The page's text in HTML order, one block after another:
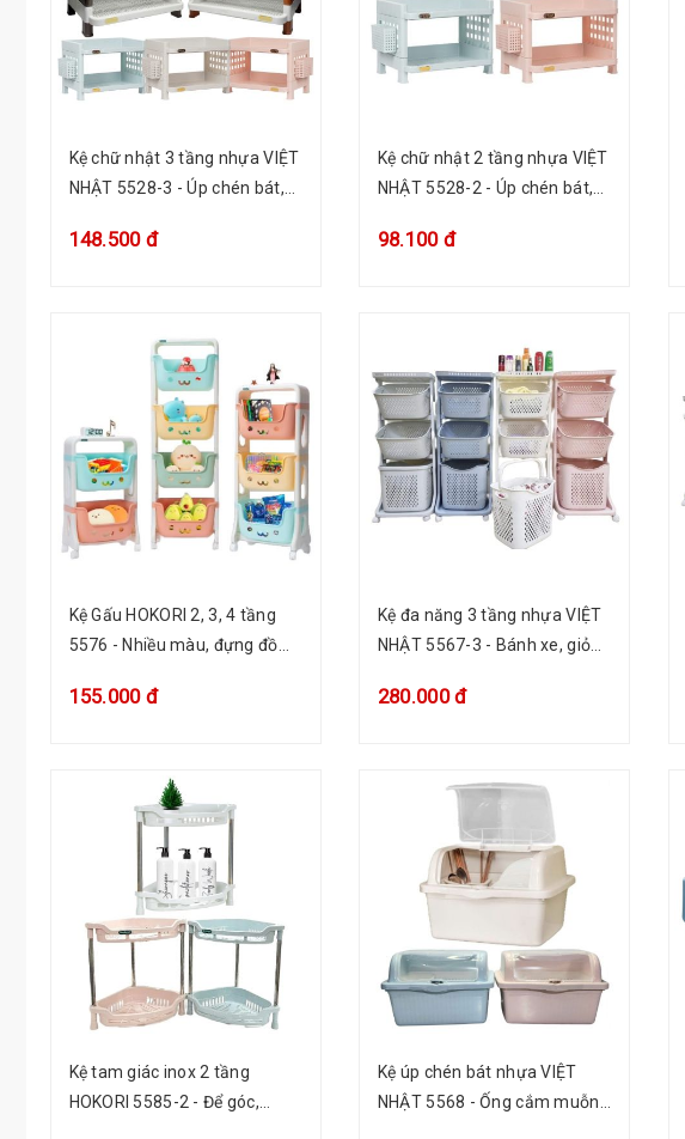
Kệ chữ nhật 3 tầng nhựa VIỆT
NHẬT 5528-3 - Úp chén bát,
148.500 đ
Kệ chữ nhật 2 tầng nhựa VIỆT
NHẬT 5528-2 - Úp chén bát,
98.100 đ
Kệ Gấu HOKORI 2, 3, 4 tầng
5576 - Nhiều màu, đựng đồ
báo
155.000 đ
Kệ đa năng 3 tầng nhựa VIỆT
NHẬT 5567-3 - Bánh xe, giỏ
280.000 đ
Kệ tam giác inox 2 tầng
HOKORI 5585-2 - Để góc,
Kệ úp chén bát nhựa VIỆT
NHẬT 5568 - Ống cắm muỗng